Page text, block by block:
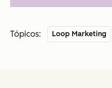
Tópicos: Loop Marketing